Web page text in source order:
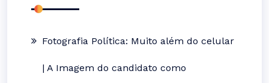
Fotografia Política: Muito além do celular
| A Imagem do candidato como